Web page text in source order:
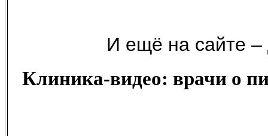
И ещё на сайте –
Клиника-видео: врачи о